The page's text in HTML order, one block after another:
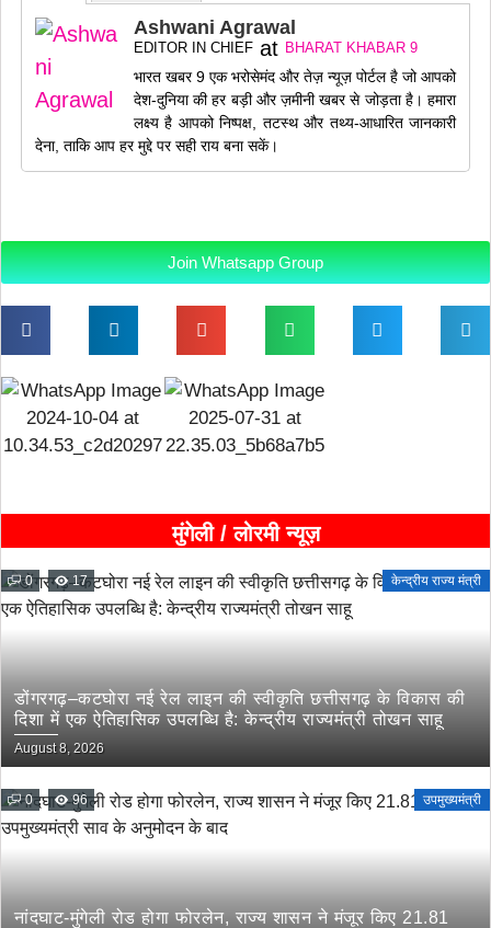
Ashwani Agrawal
EDITOR IN CHIEF at BHARAT KHABAR 9
भारत खबर 9 एक भरोसेमंद और तेज़ न्यूज़ पोर्टल है जो आपको
देश-दुनिया की हर बड़ी और ज़मीनी खबर से जोड़ता है। हमारा
लक्ष्य है आपको निष्पक्ष, तटस्थ और तथ्य-आधारित जानकारी
देना, ताकि आप हर मुद्दे पर सही राय बना सकें।
Join Whatsapp Group
मुंगेली / लोरमी न्यूज़
0 17 केन्द्रीय राज्य मंत्री
डोंगरगढ़–कटघोरा नई रेल लाइन की स्वीकृति छत्तीसगढ़ के विकास की
दिशा में एक ऐतिहासिक उपलब्धि है: केन्द्रीय राज्यमंत्री तोखन साहू
August 8, 2026
0 96 उपमुख्यमंत्री
नांदघाट-मुंगेली रोड होगा फोरलेन, राज्य शासन ने मंजूर किए 21.81